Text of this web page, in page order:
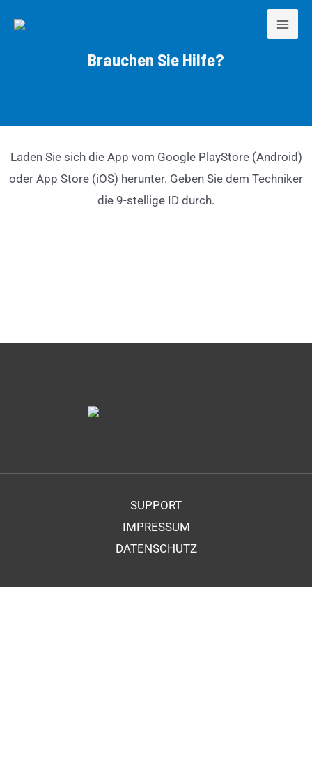
Inhalt
Main
Brauchen Sie Hilfe?
Laden Sie sich die App vom Google PlayStore (Android)
oder App Store (iOS) herunter. Geben Sie dem Techniker
die 9-stellige ID durch.
SUPPORT
IMPRESSUM
DATENSCHUTZ